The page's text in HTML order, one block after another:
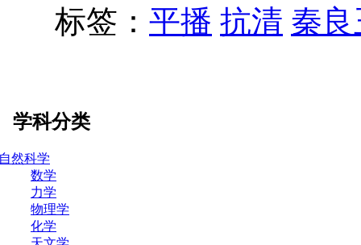
标签： 平播 抗清 秦良
科分类
然科学
数学
力学
物理学
化学